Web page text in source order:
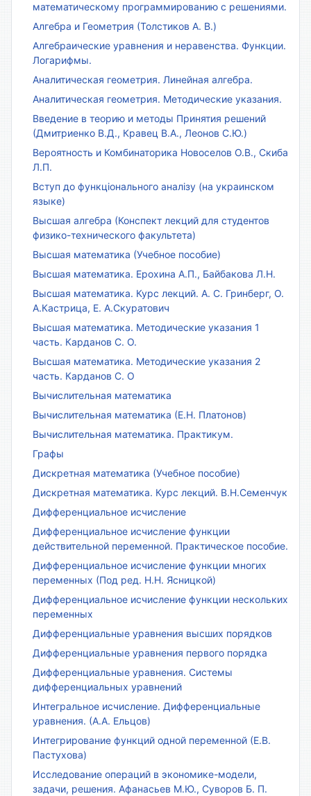
математическому программированию с решениями.
Алгебра и Геометрия (Толстиков А. В.)
Алгебраические уравнения и неравенства. Функции.
Логарифмы.
Аналитическая геометрия. Линейная алгебра.
Аналитическая геометрия. Методические указания.
Введение в теорию и методы Принятия решений
(Дмитриенко В.Д., Кравец В.А., Леонов С.Ю.)
Вероятность и Комбинаторика Новоселов О.В., Скиба
Л.П.
Вступ до функціонального аналізу (на украинском
языке)
Высшая алгебра (Конспект лекций для студентов
физико-технического факультета)
Высшая математика (Учебное пособие)
Высшая математика. Ерохина А.П., Байбакова Л.Н.
Высшая математика. Курс лекций. А. С. Гринберг, О.
А.Кастрица, Е. А.Скуратович
Высшая математика. Методические указания 1
часть. Карданов С. О.
Высшая математика. Методические указания 2
часть. Карданов С. О
Вычислительная математика
Вычислительная математика (Е.Н. Платонов)
Вычислительная математика. Практикум.
Графы
Дискретная математика (Учебное пособие)
Дискретная математика. Курс лекций. В.Н.Семенчук
Дифференциальное исчисление
Дифференциальное исчисление функции
действительной переменной. Практическое пособие.
Дифференциальное исчисление функции многих
переменных (Под ред. Н.Н. Ясницкой)
Дифференциальное исчисление функции нескольких
переменных
Дифференциальные уравнения высших порядков
Дифференциальные уравнения первого порядка
Дифференциальные уравнения. Системы
дифференциальных уравнений
Интегральное исчисление. Дифференциальные
уравнения. (А.А. Ельцов)
Интегрирование функций одной переменной (Е.В.
Пастухова)
Исследование операций в экономике-модели,
задачи, решения. Афанасьев М.Ю., Суворов Б. П.